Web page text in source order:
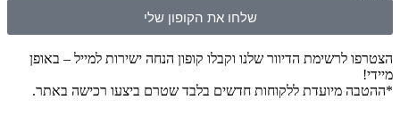
שלחו את הקופון שלי
הצטרפו לרשימת הדיוור שלנו וקבלו קופון הנחה ישירות למייל – באופן
מיידי!
*ההטבה מיועדת ללקוחות חדשים בלבד שטרם ביצעו רכישה באתר.